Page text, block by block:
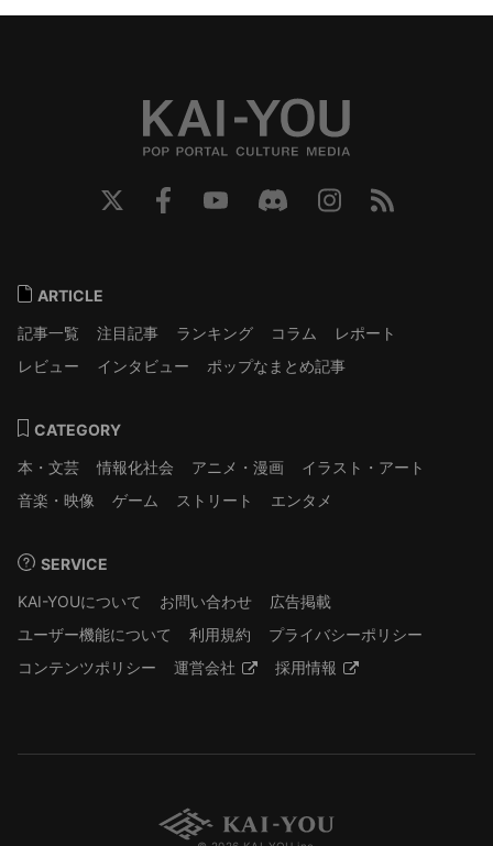
ARTICLE
記事一覧
注目記事 ランキング コラム
レポート
レビュー
インタビュー ポップなまとめ記事
CATEGORY
本・文芸
情報化社会 アニメ・漫画
イラスト・アート
音楽・映像
ゲーム ストリート エンタメ
SERVICE
KAI-YOUについて
お問い合わせ
広告掲載
ユーザー機能について
利用規約
プライバシーポリシー
コンテンツポリシー
運営会社 採用情報